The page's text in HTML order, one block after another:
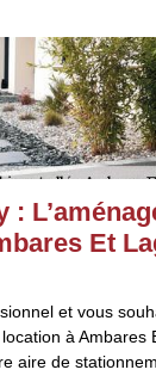
:
Et
et vous
à Ambares
aire de